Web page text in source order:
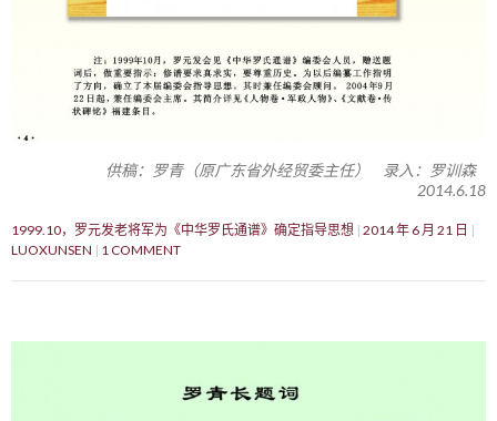
供稿：罗青（原广东省外经贸委主任） 录入：罗训森
2014.6.18
1999.10，罗元发老将军为《中华罗氏通谱》确定指导思想 2014 年 6 月 21 日
LUOXUNSEN
1 COMMENT